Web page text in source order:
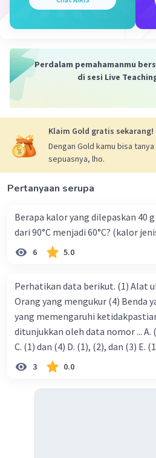
Dengan melakukan
1,6 x 10^-3 C atau 1,6 mC.
konsepnya 🙂
Sumber W
Jawaban terverifikasi
Jawabannya adalah
Pembahasan :
I = 8 mA = 8 x 10 -3A
t = 0,2 s = 2 x 10
= (8 x 10-3) x (2 x 10 -1)
= 8 x 10-3x 2 x 10 -1
= 16 x 10-4C
= 1,6 x 10-3C
Perdalam pemahamanmu
di sesi Live
Klaim Gold gratis sekarang!
Dengan Gold kamu bisa
sepuasnya, lho.
Pertanyaan serupa
Berapa kalor yang dilepaskan 40
dari 90°C menjadi 60°C? (kalor
6 5.0
Perhatikan data berikut. (1) Alat
Orang yang mengukur (4) Benda
yang memengaruhi
ditunjukkan oleh data nomor ... A. (1) dan (2) B. (1) dan (3)
C. (1)
3 0.0